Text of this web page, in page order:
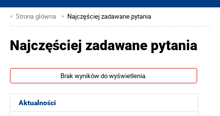
Strona główna Najczęściej zadawane pytania
Aktualności
Najczęściej zadawane pytania
Brak wyników do wyświetlenia.